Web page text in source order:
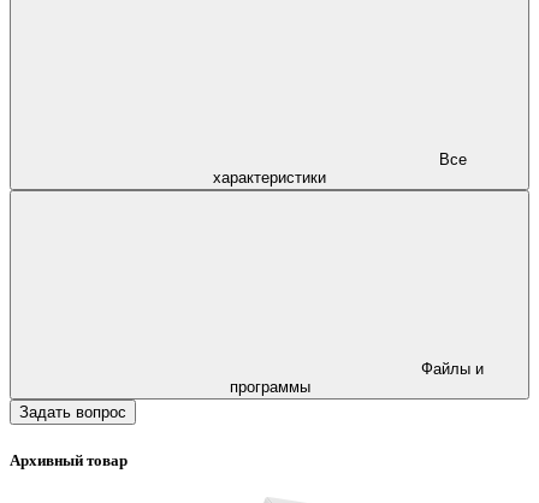
характеристики
программы
Задать вопрос
Архивный товар